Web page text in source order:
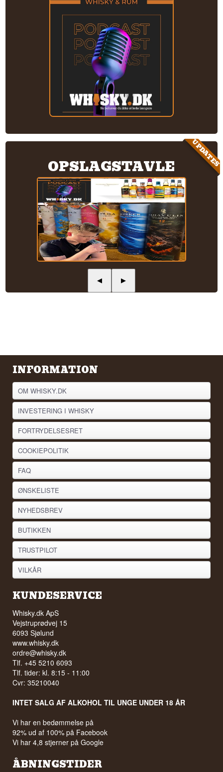
UPDATES
OPSLAGSTAVLE
◀ ▶
INFORMATION
OM WHISKY.DK
INVESTERING I WHISKY
FORTRYDELSESRET
COOKIEPOLITIK
FAQ
ØNSKELISTE
NYHEDSBREV
BUTIKKEN
TRUSTPILOT
VILKÅR
KUNDESERVICE
Whisky.dk ApS
Vejstruprødvej 15
6093 Sjølund
www.whisky.dk
ordre@whisky.dk
Tlf. +45 5210 6093
Tlf. tider: kl. 8:15 - 11:00
Cvr: 35210040
INTET SALG AF ALKOHOL TIL UNGE UNDER 18 ÅR
Vi har en bedømmelse på
92% ud af 100% på Facebook
Vi har 4,8 stjerner på Google
ÅBNINGSTIDER